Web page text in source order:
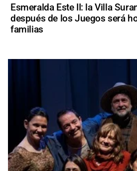
Esmeralda Este II: la Villa
después de los Juegos será
familias